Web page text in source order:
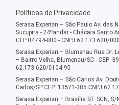
Políticas de Privacidade
Serasa Experian – São Paulo Av. das
Sucupira - 24ºandar - Chácara Santo
CEP:04794-000 - CNPJ 62.173.620/
Serasa Experian – Blumenau Rua Dr.
– Bairro Velha, Blumenau/SC - CEP:
62.173.620/0104-95
Serasa Experian – São Carlos Av.
Carlos/SP CEP: 13571-385 CNPJ
Serasa Experian – Brasília ST SCN, S/